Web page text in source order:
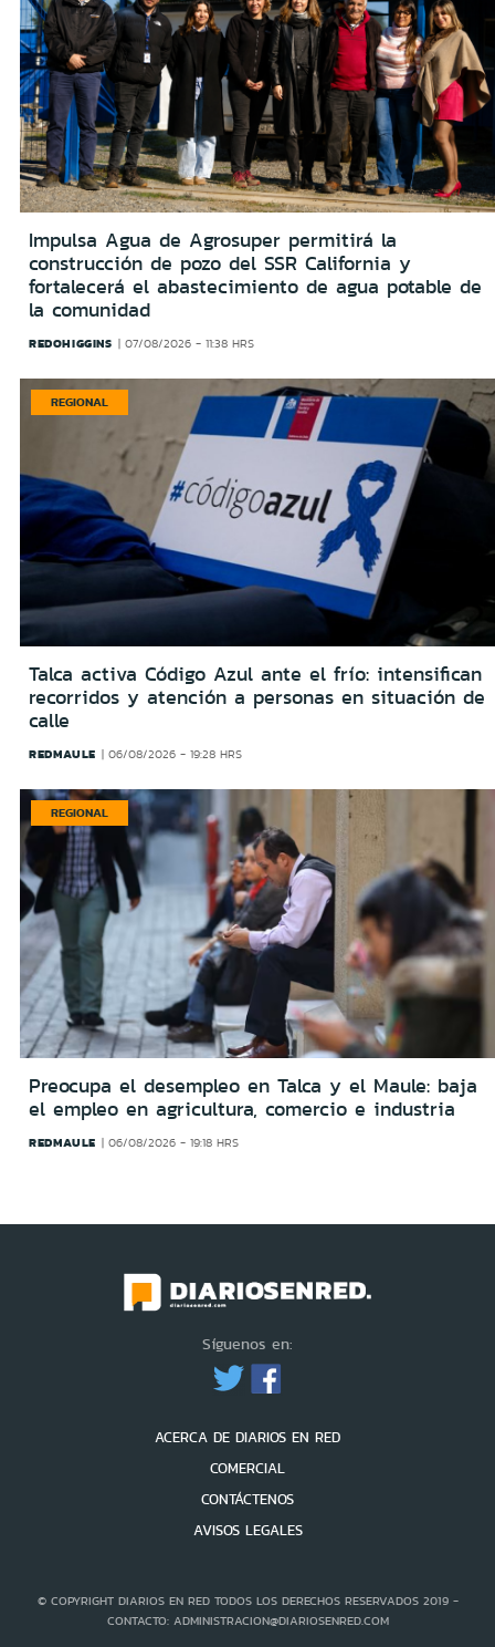
Impulsa Agua de Agrosuper permitirá la
construcción de pozo del SSR California y
fortalecerá el abastecimiento de agua potable de
la comunidad
REDOHIGGINS 07/08/2026 - 11:38 HRS
REGIONAL
Talca activa Código Azul ante el frío: intensifican
recorridos y atención a personas en situación de
calle
REDMAULE 06/08/2026 - 19:28 HRS
REGIONAL
Preocupa el desempleo en Talca y el Maule: baja
el empleo en agricultura, comercio e industria
REDMAULE 06/08/2026 - 19:18 HRS
Síguenos en:
ACERCA DE DIARIOS EN RED
COMERCIAL
CONTÁCTENOS
AVISOS LEGALES
© COPYRIGHT DIARIOS EN RED TODOS LOS DERECHOS RESERVADOS 2019 -
CONTACTO: ADMINISTRACION@DIARIOSENRED.COM